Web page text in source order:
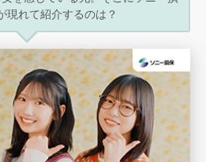
現れて紹介するのは？